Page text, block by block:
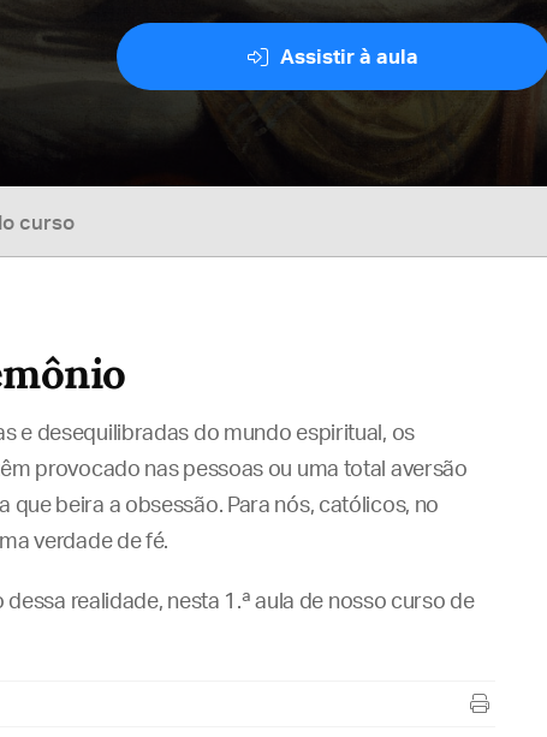
Assistir à aula
curso
e desequilibradas do mundo espiritual, os
provocado nas pessoas ou uma total aversão
beira a obsessão. Para nós, católicos, no
verdade de fé.
realidade, nesta 1.ª aula de nosso curso de